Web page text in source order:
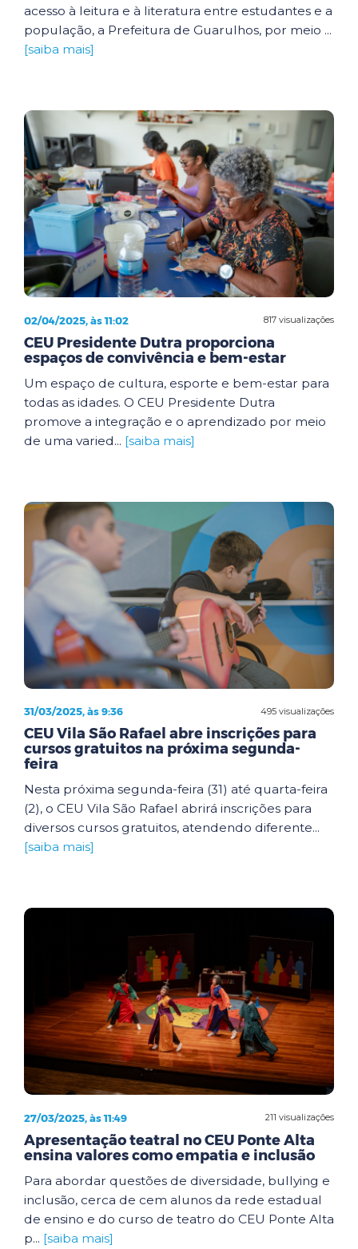
acesso à leitura e à literatura entre estudantes e a
população, a Prefeitura de Guarulhos, por meio ...
[saiba mais]
817 visualizações
02/04/2025, às 11:02
CEU Presidente Dutra proporciona
espaços de convivência e bem-estar
Um espaço de cultura, esporte e bem-estar para
todas as idades. O CEU Presidente Dutra
promove a integração e o aprendizado por meio
de uma varied... [saiba mais]
495 visualizações
31/03/2025, às 9:36
CEU Vila São Rafael abre inscrições para
cursos gratuitos na próxima segunda-
feira
Nesta próxima segunda-feira (31) até quarta-feira
(2), o CEU Vila São Rafael abrirá inscrições para
diversos cursos gratuitos, atendendo diferente...
[saiba mais]
211 visualizações
27/03/2025, às 11:49
Apresentação teatral no CEU Ponte Alta
ensina valores como empatia e inclusão
Para abordar questões de diversidade, bullying e
inclusão, cerca de cem alunos da rede estadual
de ensino e do curso de teatro do CEU Ponte Alta
p... [saiba mais]